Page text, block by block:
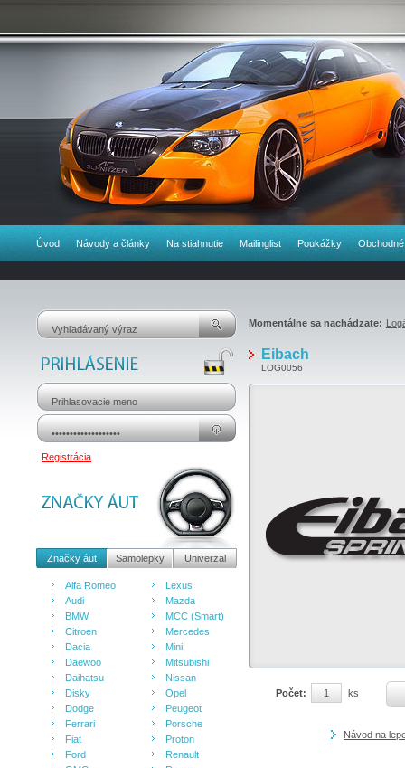
Úvod Návody a články Na stiahnutie Mailinglist Poukážky
Registrácia
Značky áut Samolepky Univerzal
Alfa Romeo
Audi
BMW
Citroen
Dacia
Daewoo
Daihatsu
Disky
Dodge
Ferrari
Fiat
Ford
Lexus
Mazda
MCC (Smart)
Mercedes
Mini
Mitsubishi
Nissan
Opel
Peugeot
Porsche
Proton
Renault
Momentálne sa nachádzate:
Eibach
LOG0056
Počet: ks
Návod na